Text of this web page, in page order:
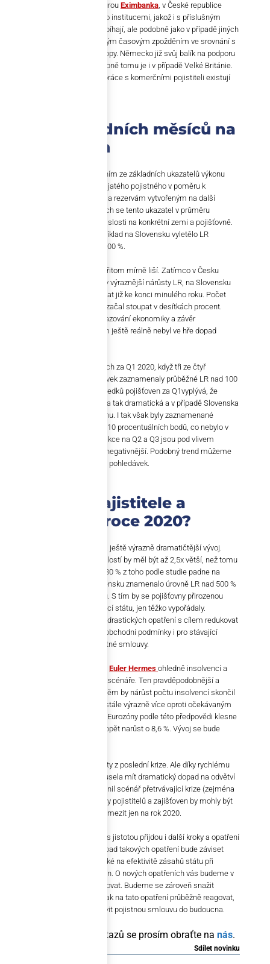
Na Slovensku je takovou agenturou Eximbanka, v České republice
. Diskuse s těmito institucemi, jakož i s příslušným
ministerstvem financí, sice probíhají, ale podobně jako v případě jiných
opatření se vše odehrává s velkým časovým zpožděním ve srovnání s
vyspělými zeměmi západní Evropy. Německo již svůj balík na podporu
tohoto sektoru připravilo a podobně tomu je i v případě Velké Británie.
Reálné přísliby pomoci a spolupráce s komerčními pojistiteli existují
Dopad posledních měsíců na
LR pojišťoven
(zkráceně LR) je jedním ze základních ukazatelů výkonu
pojišťoven. Porovnává objem přijatého pojistného v poměru k
vyplaceným pojistným plněním a rezervám vytvořeným na další
pojistná plnění. V dobrých časech se tento ukazatel v průměru
pohybuje mezi 40 až 60 % v závislosti na konkrétní zemi a pojišťovně.
Během poslední krize však například na Slovensku vyletělo LR
jednotlivých pojišťoven až nad 200 %.
Česká a slovenská situace se přitom mírně liší. Zatímco v Česku
pojišťovny ještě nezaznamenaly výraznější nárůsty LR, na Slovensku
se začalo k problémům schylovat již ke konci minulého roku. Počet
hlášení polhůtných pohledávek začal stoupat v desítkách procent.
Statistiky tak signalizovaly ochlazování ekonomiky a závěr
ekonomického cyklu, a to přitom ještě reálně nebyl ve hře dopad
Naplno se to projevilo už v číslech za Q1 2020, když tři ze čtyř
komerčních pojišťoven pohledávek zaznamenaly průběžné LR nad 100
%. Z doposud zveřejněných výsledků pojišťoven za Q1vyplývá, že
celosvětově situace ještě nebyla tak dramatická a v případě Slovenska
muže byt ovlivněna i velikostí trhu. I tak však byly zaznamenané
nárůsty tohoto ukazovatele nad 10 procentuálních bodů, co nebylo v
uplynulých letech zvykem. Predikce na Q2 a Q3 jsou pod vlivem
zabrzděné SK ekonomiky ještě negativnější. Podobný trend můžeme
očekávat i u českých pojišťoven pohledávek.
Co čeká na zajistitele a
pojišťovny v roce 2020?
očekává ještě výrazně dramatičtější vývoj.
Dopad na objem pojistných událostí by měl být až 2,5x větší, než tomu
bylo během poslední krize. 20–30 % z toho podle studie padne na
bedra zajišťoven. To by na Slovensku znamenalo úrovně LR nad 500 %
v případě jednotlivých pojistitelů. S tím by se pojišťovny přirozenou
cestou, tedy bez vstupu a garancí státu, jen těžko vypořádaly.
Znamenalo by to také zavedení drastických opatření s cílem redukovat
pojistné limity a výrazně měnit obchodní podmínky i pro stávající
klienty při nejbližší obnově pojistné smlouvy.
Euler Hermes ohledně insolvencí a
propadu HDP mají dva základní scénáře. Ten pravděpodobnější a
méně dramatický je U tvar. Při něm by nárůst počtu insolvencí skončil
na úrovni 20–25 %, což je však stále výrazně více oproti očekávaným
14 % z března tohoto roku. HDP Eurozóny podle této předpovědi klesne
o 9 %, v roce 2021 by však měl opět narůst o 8,6 %. Vývoj se bude
I tato čísla jsou horší než hodnoty z poslední krize. Ale díky rychlému
návratu k růstu by situace nemusela mít dramatický dopad na odvětví
pojištění. Pokud by se však naplnil scénář přetrvávající krize (zejména
díky druhé vlně pandemie), ztráty pojistitelů a zajišťoven by mohly být
mnohem větší a nemusely se omezit jen na rok 2020.
Ať už bude reálný vývoj jakýkoli, s jistotou přijdou i další kroky a opatření
ze strany pojišťoven. Počet i dopad takových opatření bude záviset
nejen na vývoji ekonomik, ale také na efektivitě zásahů státu při
podpoře podnikatelů a pojišťoven. O nových opatřeních vás budeme v
pravidelných intervalech informovat. Budeme se zároveň snažit
poskytovat poradenský servis, jak na tato opatření průběžně reagovat,
resp. jak si případně lépe nastavit pojistnou smlouvu do budoucna.
V případě konkrétních dotazů se prosím obraťte na nás.
Sdílet novinku